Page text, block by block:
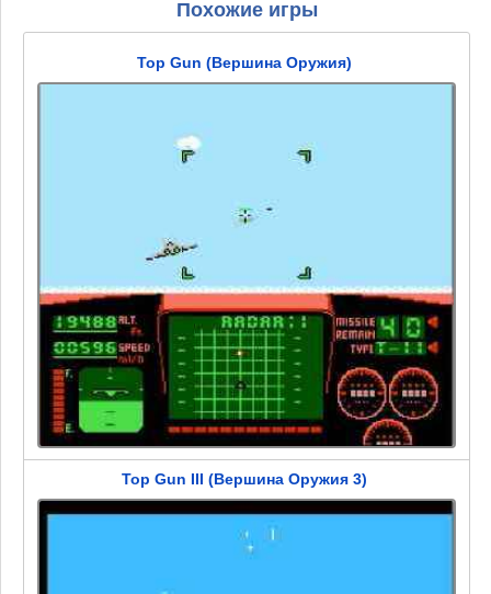
Похожие игры
Top Gun (Вершина Оружия)
Top Gun III (Вершина Оружия 3)